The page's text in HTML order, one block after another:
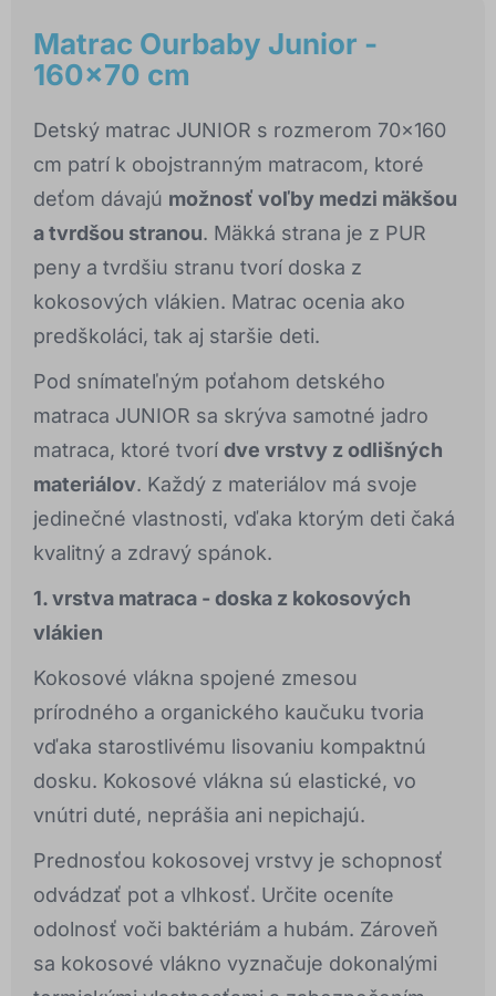
Matrac Ourbaby Junior -
160x70 cm
Detský matrac JUNIOR s rozmerom 70x160
cm patrí k obojstranným matracom, ktoré
deťom dávajú možnosť voľby medzi mäkšou
a tvrdšou stranou. Mäkká strana je z PUR
peny a tvrdšiu stranu tvorí doska z
kokosových vlákien. Matrac ocenia ako
predškoláci, tak aj staršie deti.
Pod snímateľným poťahom detského
matraca JUNIOR sa skrýva samotné jadro
matraca, ktoré tvorí dve vrstvy z odlišných
materiálov. Každý z materiálov má svoje
jedinečné vlastnosti, vďaka ktorým deti čaká
kvalitný a zdravý spánok.
1. vrstva matraca - doska z kokosových
vlákien
Kokosové vlákna spojené zmesou
prírodného a organického kaučuku tvoria
vďaka starostlivému lisovaniu kompaktnú
dosku. Kokosové vlákna sú elastické, vo
vnútri duté, neprášia ani nepichajú.
Prednosťou kokosovej vrstvy je schopnosť
odvádzať pot a vlhkosť. Určite oceníte
odolnosť voči baktériám a hubám. Zároveň
sa kokosové vlákno vyznačuje dokonalými